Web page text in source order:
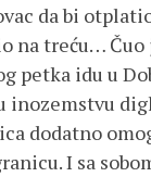
da bi
na treću…
petka idu u
inozemstvu
dodatno
I sa